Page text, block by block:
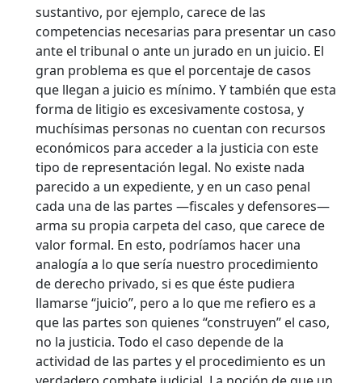
sustantivo, por ejemplo, carece de las
competencias necesarias para presentar un caso
ante el tribunal o ante un jurado en un juicio. El
gran problema es que el porcentaje de casos
que llegan a juicio es mínimo. Y también que esta
forma de litigio es excesivamente costosa, y
muchísimas personas no cuentan con recursos
económicos para acceder a la justicia con este
tipo de representación legal. No existe nada
parecido a un expediente, y en un caso penal
cada una de las partes —fiscales y defensores—
arma su propia carpeta del caso, que carece de
valor formal. En esto, podríamos hacer una
analogía a lo que sería nuestro procedimiento
de derecho privado, si es que éste pudiera
llamarse “juicio”, pero a lo que me refiero es a
que las partes son quienes “construyen” el caso,
no la justicia. Todo el caso depende de la
actividad de las partes y el procedimiento es un